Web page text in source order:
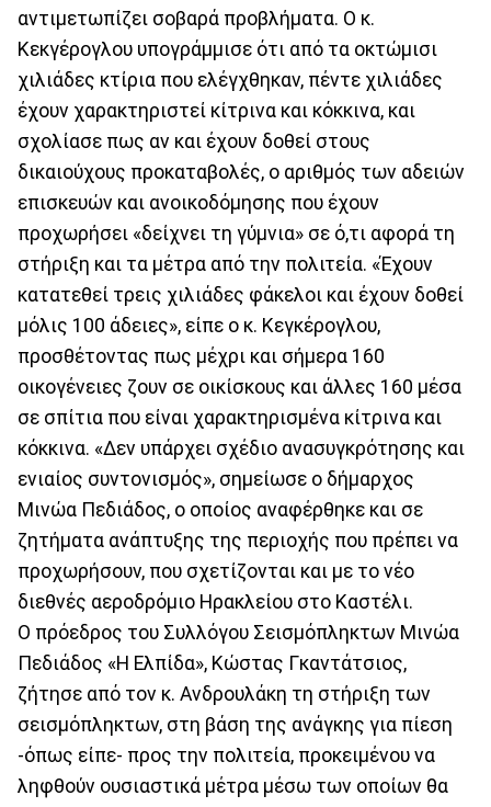
αντιμετωπίζει σοβαρά προβλήματα. Ο κ.
Κεκγέρογλου υπογράμμισε ότι από τα οκτώμισι
χιλιάδες κτίρια που ελέγχθηκαν, πέντε χιλιάδες
έχουν χαρακτηριστεί κίτρινα και κόκκινα, και
σχολίασε πως αν και έχουν δοθεί στους
δικαιούχους προκαταβολές, ο αριθμός των αδειών
επισκευών και ανοικοδόμησης που έχουν
προχωρήσει «δείχνει τη γύμνια» σε ό,τι αφορά τη
στήριξη και τα μέτρα από την πολιτεία. «Έχουν
κατατεθεί τρεις χιλιάδες φάκελοι και έχουν δοθεί
μόλις 100 άδειες», είπε ο κ. Κεγκέρογλου,
προσθέτοντας πως μέχρι και σήμερα 160
οικογένειες ζουν σε οικίσκους και άλλες 160 μέσα
σε σπίτια που είναι χαρακτηρισμένα κίτρινα και
κόκκινα. «Δεν υπάρχει σχέδιο ανασυγκρότησης και
ενιαίος συντονισμός», σημείωσε ο δήμαρχος
Μινώα Πεδιάδος, ο οποίος αναφέρθηκε και σε
ζητήματα ανάπτυξης της περιοχής που πρέπει να
προχωρήσουν, που σχετίζονται και με το νέο
διεθνές αεροδρόμιο Ηρακλείου στο Καστέλι.
Ο πρόεδρος του Συλλόγου Σεισμόπληκτων Μινώα
Πεδιάδος «Η Ελπίδα», Κώστας Γκαντάτσιος,
ζήτησε από τον κ. Ανδρουλάκη τη στήριξη των
σεισμόπληκτων, στη βάση της ανάγκης για πίεση
-όπως είπε- προς την πολιτεία, προκειμένου να
ληφθούν ουσιαστικά μέτρα μέσω των οποίων θα